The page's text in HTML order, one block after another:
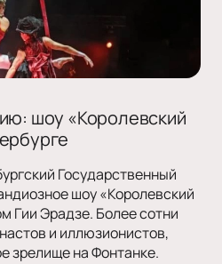
шоу «Королевский
Государственный
шоу «Королевский
Гии Эрадзе. Более сотни
и иллюзионистов,
зрелище на Фонтанке.